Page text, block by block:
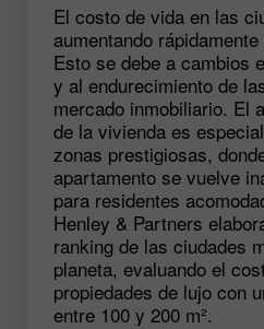
El costo de vida en las
aumentando
Esto se debe a cambios
y al endurecimiento de
mercado inmobiliario. El
de la vivienda es
zonas prestigiosas,
apartamento se vuelve
para residentes
Henley & Partners
ranking de las ciudades
planeta, evaluando el
propiedades de lujo con
entre 100 y 200 m².